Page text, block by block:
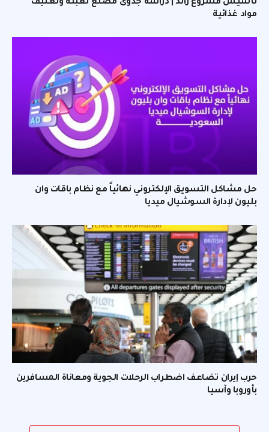
تأسيس مشروع رائد | دراسة جدوى مصنع تعبئة وتغليف
مواد غذائية
حل مشاكل التسويق الإلكتروني نهائياً مع نظام باقات وان
بليون لإدارة السوشيال ميديا
حرب إيران تضاعف اضطراب الرحلات الجوية ومعاناة المسافرين
بأوروبا وآسيا